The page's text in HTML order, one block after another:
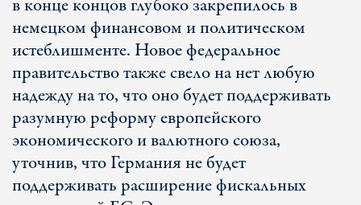
в конце концов глубоко закрепилось в
немецком финансовом и политическом
истеблишменте. Новое федеральное
правительство также свело на нет любую
надежду на то, что оно будет поддерживать
разумную реформу европейского
экономического и валютного союза,
уточнив, что Германия не будет
поддерживать расширение фискальных